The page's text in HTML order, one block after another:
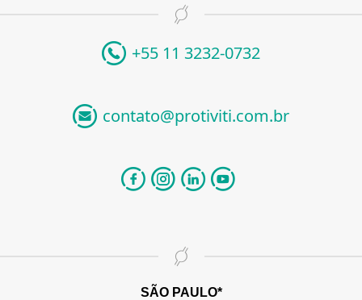
+55 11 3232-0732
contato@protiviti.com.br
SÃO PAULO*